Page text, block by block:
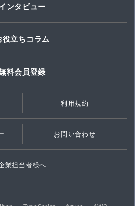
ンタビュー
役立ちコラム
料会員登録
利用規約
お問い合わせ
業担当者様へ